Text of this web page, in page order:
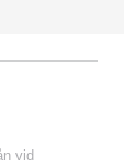
vid